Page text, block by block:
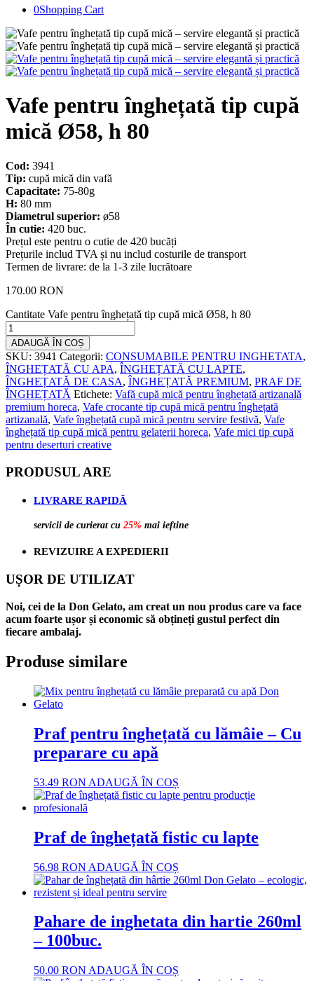
0Shopping Cart
Vafe pentru înghețată tip cupă
mică Ø58, h 80
Cod: 3941
Tip: cupă mică din vafă
Capacitate: 75-80g
H: 80 mm
Diametrul superior: ø58
În cutie: 420 buc.
Prețul este pentru o cutie de 420 bucăți
Prețurile includ TVA și nu includ costurile de transport
Termen de livrare: de la 1-3 zile lucrătoare
170.00 RON
Cantitate Vafe pentru înghețată tip cupă mică Ø58, h 80
ADAUGĂ ÎN COȘ
SKU: 3941 Categorii: CONSUMABILE PENTRU INGHETATA,
ÎNGHEȚATĂ CU APA, ÎNGHEȚATĂ CU LAPTE,
ÎNGHEȚATĂ DE CASA, ÎNGHEȚATĂ PREMIUM, PRAF DE
ÎNGHEȚATĂ Etichete: Vafă cupă mică pentru înghețată artizanală
premium horeca, Vafe crocante tip cupă mică pentru înghețată
artizanală, Vafe înghețată cupă mică pentru servire festivă, Vafe
înghețată tip cupă mică pentru gelaterii horeca, Vafe mici tip cupă
pentru deserturi creative
PRODUSUL ARE
LIVRARE RAPIDĂ
servicii de curierat cu 25% mai ieftine
REVIZUIRE A EXPEDIERII
UȘOR DE UTILIZAT
Noi, cei de la Don Gelato, am creat un nou produs care va face
acum foarte ușor și economic să obțineți gustul perfect din
fiecare ambalaj.
Produse similare
Praf pentru înghețată cu lămâie – Cu
preparare cu apă
53.49 RON ADAUGĂ ÎN COȘ
Praf de înghețată fistic cu lapte
56.98 RON ADAUGĂ ÎN COȘ
Pahare de inghetata din hartie 260ml
– 100buc.
50.00 RON ADAUGĂ ÎN COȘ